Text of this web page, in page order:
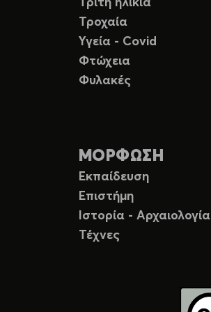
Τρίτη ηλικία
Τροχαία
Υγεία - Covid
Φτώχεια
Φυλακές
ΜΟΡΦΩΣΗ
Εκπαίδευση
Επιστήμη
Ιστορία - Αρχαιολογία
Τέχνες